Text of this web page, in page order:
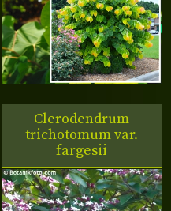
Clerodendrum
trichotomum var.
fargesii